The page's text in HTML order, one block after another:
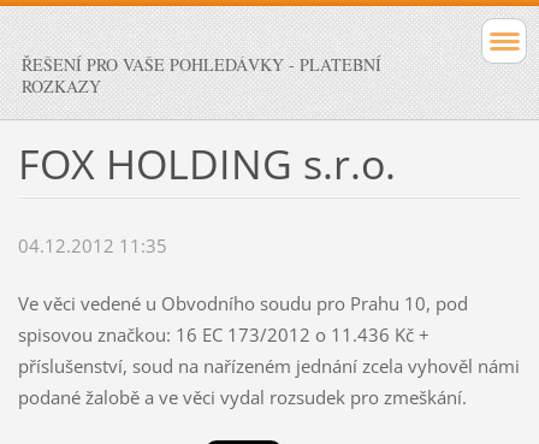
ŘEŠENÍ PRO VAŠE POHLEDÁVKY - PLATEBNÍ
ROZKAZY
FOX HOLDING s.r.o.
04.12.2012 11:35
Ve věci vedené u Obvodního soudu pro Prahu 10, pod
spisovou značkou: 16 EC 173/2012 o 11.436 Kč +
příslušenství, soud na nařízeném jednání zcela vyhověl námi
podané žalobě a ve věci vydal rozsudek pro zmeškání.